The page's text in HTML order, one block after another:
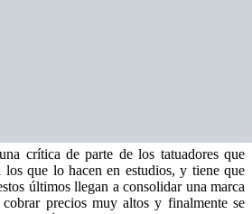
crítica de parte de los tatuadores que
los que lo hacen en estudios, y tiene que
últimos llegan a consolidar una marca
precios muy altos y finalmente se